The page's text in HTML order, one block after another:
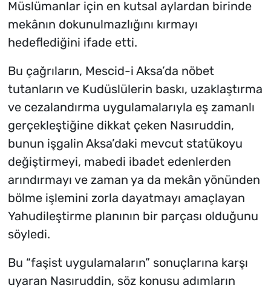
Müslümanlar için en kutsal aylardan birinde
mekânın dokunulmazlığını kırmayı
hedeflediğini ifade etti.
Bu çağrıların, Mescid-i Aksa’da nöbet
tutanların ve Kudüslülerin baskı, uzaklaştırma
ve cezalandırma uygulamalarıyla eş zamanlı
gerçekleştiğine dikkat çeken Nasıruddin,
bunun işgalin Aksa’daki mevcut statükoyu
değiştirmeyi, mabedi ibadet edenlerden
arındırmayı ve zaman ya da mekân yönünden
bölme işlemini zorla dayatmayı amaçlayan
Yahudileştirme planının bir parçası olduğunu
söyledi.
Bu “faşist uygulamaların” sonuçlarına karşı
uyaran Nasıruddin, söz konusu adımların